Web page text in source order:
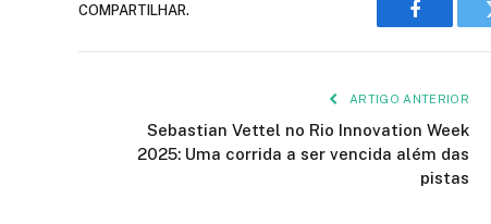
COMPARTILHAR.
Facebook
ARTIGO ANTERIOR
Sebastian Vettel no Rio Innovation Week
2025: Uma corrida a ser vencida além das
pistas